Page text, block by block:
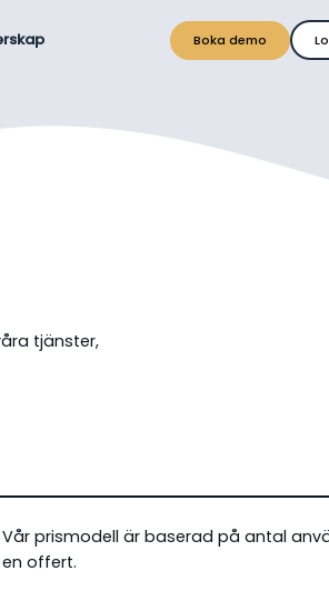
Boka demo
tjänster,
Vår prismodell är baserad på antal
en offert.